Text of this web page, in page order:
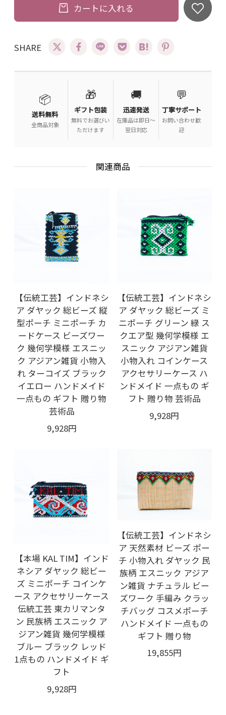
カートに入れる
SHARE
📦
送料無料
全商品対象
🎁
ギフト包装
無料でお選びい
ただけます
🚚
迅速発送
在庫品は即日〜
翌日対応
💬
丁寧サポート
お問い合わせ歓
迎
関連商品
【伝統工芸】インドネシ
ア ダヤック 総ビーズ 縦
型ポーチ ミニポーチ カ
ードケース ビーズワー
ク 幾何学模様 エスニッ
ク アジアン雑貨 小物入
れ ターコイズ ブラック
イエロー ハンドメイド
一点もの ギフト 贈り物
芸術品
9,928円
【伝統工芸】インドネシ
ア ダヤック 総ビーズ ミ
ニポーチ グリーン 緑 ス
クエア型 幾何学模様 エ
スニック アジアン雑貨
小物入れ コインケース
アクセサリーケース ハ
ンドメイド 一点もの ギ
フト 贈り物 芸術品
9,928円
【本場 KAL TIM】インド
ネシア ダヤック 総ビー
ズ ミニポーチ コインケ
ース アクセサリーケース
伝統工芸 東カリマンタ
ン 民族柄 エスニック ア
ジアン雑貨 幾何学模様
ブルー ブラック レッド
1点もの ハンドメイド ギ
フト
9,928円
【伝統工芸】インドネシ
ア 天然素材 ビーズ ポー
チ 小物入れ ダヤック 民
族柄 エスニック アジア
ン雑貨 ナチュラル ビー
ズワーク 手編み クラッ
チバッグ コスメポーチ
ハンドメイド 一点もの
ギフト 贈り物
19,855円